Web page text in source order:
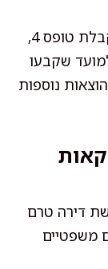
במקרה של עיכוב בקבלת טופס 4,
שקבעו
נוספות
דירה טרם
משפטיים